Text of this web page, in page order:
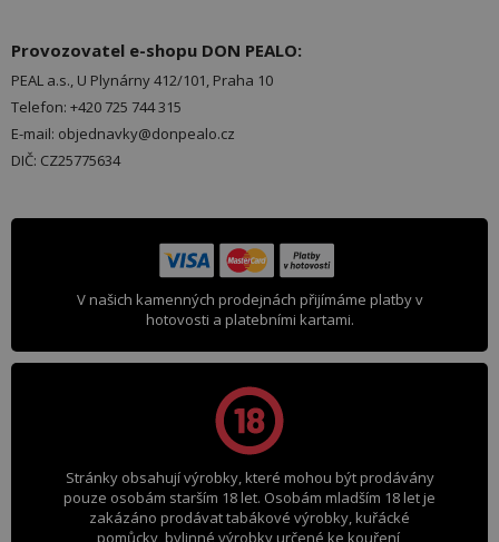
Provozovatel e-shopu DON PEALO:
PEAL a.s., U Plynárny 412/101, Praha 10
Telefon: +420 725 744 315
E-mail: objednavky@donpealo.cz
DIČ: CZ25775634
V našich kamenných prodejnách přijímáme platby v
hotovosti a platebními kartami.
Stránky obsahují výrobky, které mohou být prodávány
pouze osobám starším 18 let. Osobám mladším 18 let je
zakázáno prodávat tabákové výrobky, kuřácké
pomůcky, bylinné výrobky určené ke kouření,